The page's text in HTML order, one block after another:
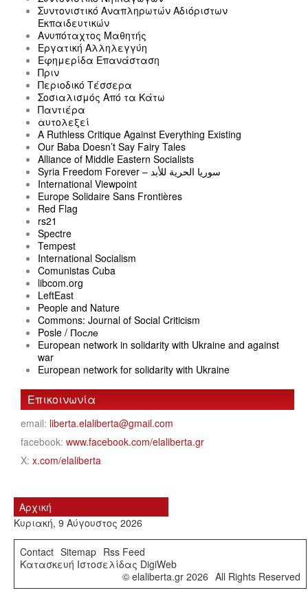
Συντονιστικό Αναπληρωτών Αδιόριστων
Εκπαιδευτικών
Ανυπόταχτος Μαθητής
Εργατική Αλληλεγγύη
Εφημερίδα Επανάσταση
Πριν
Περιοδικό Τέσσερα
Σοσιαλισμός Από τα Κάτω
Παντιέρα
αυτολεξεί
A Ruthless Critique Against Everything Existing
Our Baba Doesn’t Say Fairy Tales
Alliance of Middle Eastern Socialists
Syria Freedom Forever – سوريا الحرية للأبد
International Viewpoint
Europe Solidaire Sans Frontières
Red Flag
rs21
Spectre
Tempest
International Socialism
Comunistas Cuba
libcom.org
LeftEast
People and Nature
Commons: Journal of Social Criticism
Posle / После
European network in solidarity with Ukraine and against
war
European network for solidarity with Ukraine
Επικοινωνία
email: liberta.elaliberta@gmail.com
facebook: www.facebook.com/elaliberta.gr
X: x.com/elaliberta
Αρχική
Κυριακή, 9 Αύγουστος 2026
Contact Sitemap Rss Feed
Κατασκευή Ιστοσελίδας DigiWeb
© elaliberta.gr 2026 All Rights Reserved